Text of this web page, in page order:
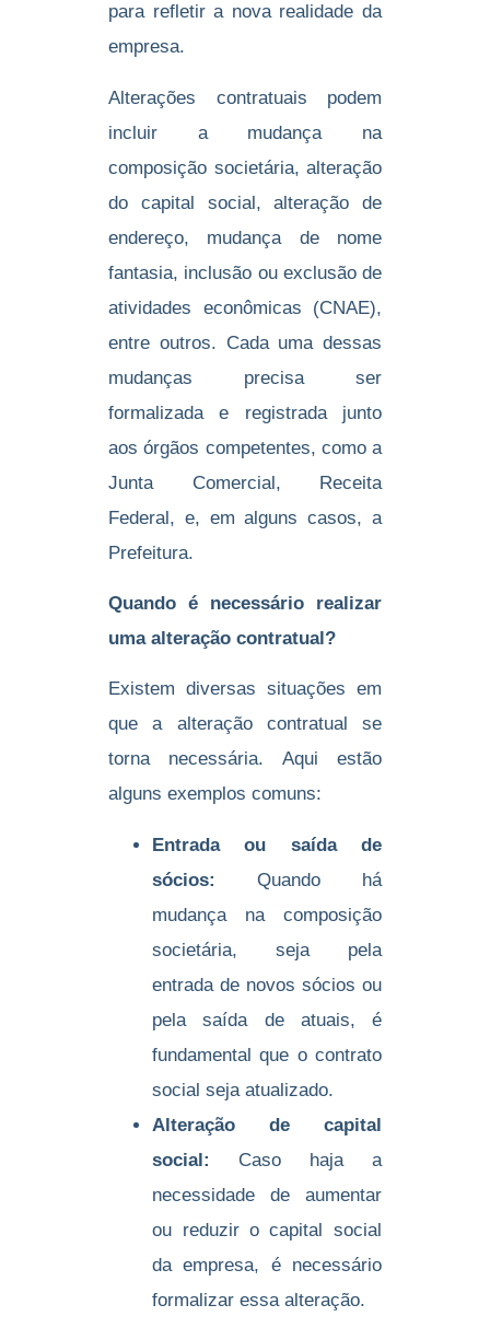
para refletir a nova realidade da
empresa.
Alterações contratuais podem
incluir a mudança na
composição societária, alteração
do capital social, alteração de
endereço, mudança de nome
fantasia, inclusão ou exclusão de
atividades econômicas (CNAE),
entre outros. Cada uma dessas
mudanças precisa ser
formalizada e registrada junto
aos órgãos competentes, como a
Junta Comercial, Receita
Federal, e, em alguns casos, a
Prefeitura.
Quando é necessário realizar
uma alteração contratual?
Existem diversas situações em
que a alteração contratual se
torna necessária. Aqui estão
alguns exemplos comuns:
Entrada ou saída de
sócios:
Quando há
mudança na composição
societária, seja pela
entrada de novos sócios ou
pela saída de atuais, é
fundamental que o contrato
social seja atualizado.
Alteração de capital
social:
Caso haja a
necessidade de aumentar
ou reduzir o capital social
da empresa, é necessário
formalizar essa alteração.